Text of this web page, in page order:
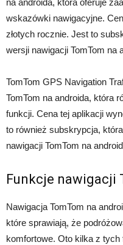
na androida, która oferuje
wskazówki nawigacyjne.
złotych rocznie. Jest to
wersji nawigacji TomTom na
TomTom GPS Navigation
TomTom na androida, która
funkcji. Cena tej aplikacji
to również subskrypcja,
nawigacji TomTom na
Funkcje nawigacji
Nawigacja TomTom na
które sprawiają, że
komfortowe. Oto kilka z tych